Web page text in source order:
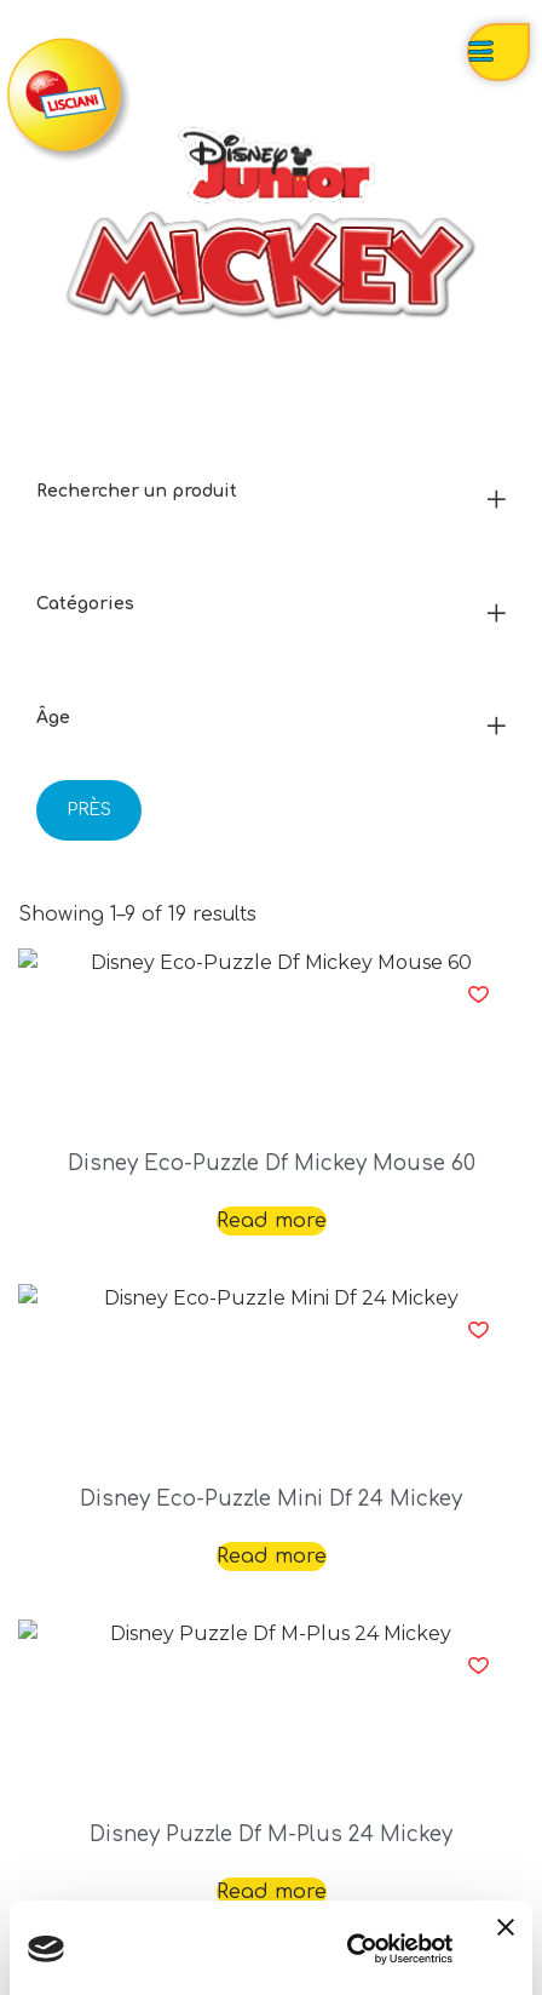
Rechercher un produit
Catégories
Âge
PRÈS
Showing 1–9 of 19 results
Disney Eco-Puzzle Df Mickey Mouse 60
Read more
Disney Eco-Puzzle Mini Df 24 Mickey
Read more
Disney Puzzle Df M-Plus 24 Mickey
Read more